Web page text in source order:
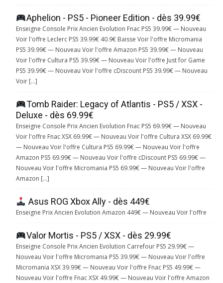
Aphelion - PS5 - Pioneer Edition - dès 39.99€
Enseigne Console Prix Ancien Evolution Fnac PS5 39.99€ — Nouveau
Voir l'offre Leclerc PS5 39.99€ 40.9€ Baisse Voir l'offre Micromania
PS5 39.99€ — Nouveau Voir l'offre Amazon PS5 39.99€ — Nouveau
Voir l'offre Cultura PS5 39.99€ — Nouveau Voir l'offre Just for Game
PS5 39.99€ — Nouveau Voir l'offre cDiscount PS5 39.99€ — Nouveau
Voir […]
Tomb Raider: Legacy of Atlantis - PS5 / XSX -
Deluxe - dès 69.99€
Enseigne Console Prix Ancien Evolution Fnac PS5 69.99€ — Nouveau
Voir l'offre Fnac XSX 69.99€ — Nouveau Voir l'offre Cultura XSX 69.99€
— Nouveau Voir l'offre Cultura PS5 69.99€ — Nouveau Voir l'offre
Amazon PS5 69.99€ — Nouveau Voir l'offre cDiscount PS5 69.99€ —
Nouveau Voir l'offre Micromania PS5 69.99€ — Nouveau Voir l'offre
Amazon […]
Asus ROG Xbox Ally - dès 449€
Enseigne Prix Ancien Evolution Amazon 449€ — Nouveau Voir l'offre
Valor Mortis - PS5 / XSX - dès 29.99€
Enseigne Console Prix Ancien Evolution Carrefour PS5 29.99€ —
Nouveau Voir l'offre Micromania PS5 39.99€ — Nouveau Voir l'offre
Micromania XSX 39.99€ — Nouveau Voir l'offre Fnac PS5 49.99€ —
Nouveau Voir l'offre Fnac XSX 49.99€ — Nouveau Voir l'offre Amazon